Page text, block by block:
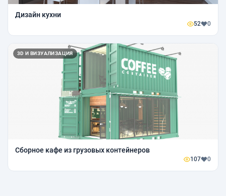
Дизайн кухни
52 0
3D И ВИЗУАЛИЗАЦИЯ
Сборное кафе из грузовых контейнеров
107 0